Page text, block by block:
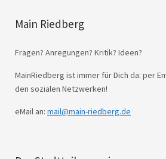
Main Riedberg
Fragen? Anregungen? Kritik? Ideen?
MainRiedberg ist immer für Dich da: per
den sozialen Netzwerken!
eMail an: mail@main-riedberg.de